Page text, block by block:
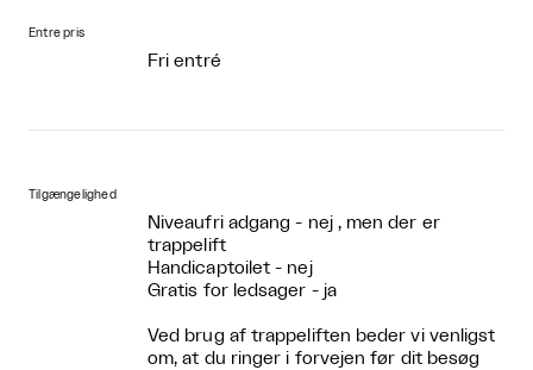
Entre pris
Fri entré
Tilgængelighed
Niveaufri adgang - nej , men der er
trappelift
Handicaptoilet - nej
Gratis for ledsager - ja
Ved brug af trappeliften beder vi venligst
om, at du ringer i forvejen før dit besøg